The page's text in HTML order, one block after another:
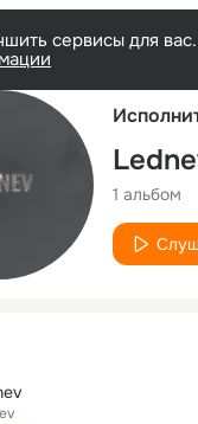
сервисы для
1 альбом